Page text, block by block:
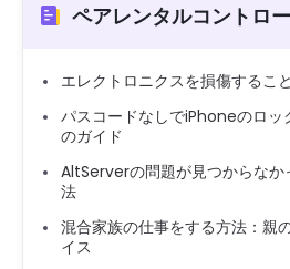
ペアレンタルコントロ
エレクトロニクスを損傷するこ
パスコードなしでiPhoneのロッ
のガイド
AltServerの問題が見つからなか
法
混合家族の仕事をする方法：親
イス